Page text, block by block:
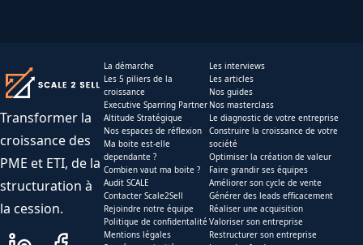
Transformer la
croissance des
PME et ETI, de la
structuration à
la cession.
La démarche
Les 5 piliers de la
croissance
Executive Sparring Partner
Altitude Stratégique
Nos espaces de réflexion
Ma boite est-elle
dependante ?
Combien vaut ma boite ?
Audit SCALE
Contacter Scale2Sell
Rejoindre notre équipe
Politique de confidentalité
Mentions légales
Les interviews
Les articles
Nos guides
Nos masterclass
Le diagnostic de votre entreprise
Construire la croissance de votre
société
Optimiser la création de valeur
Faire grandir ses équipes
Améliorer son cycle de vente
Générer des leads efficacement
Réaliser une acquisition
Valoriser son entreprise
Restructurer son entreprise